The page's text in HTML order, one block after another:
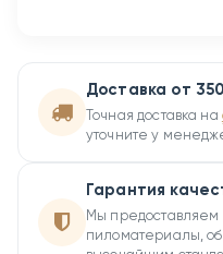
Доставка от
Точная доставка на
уточните у
Гарантия
Мы
пиломатериалы,